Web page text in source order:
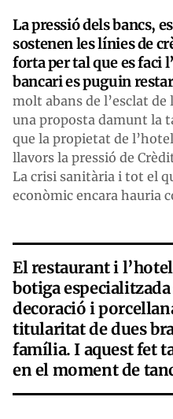
La pressió dels bancs,
sostenen les línies de
forta per tal que es faci
bancari es puguin
molt abans de l’esclat
una proposta damunt la
que la propietat de
llavors la pressió de
La crisi sanitària i tot el
econòmic encara hauria
El restaurant i
botiga
decoració i
titularitat de dues
família. I aquest fet
en el moment de